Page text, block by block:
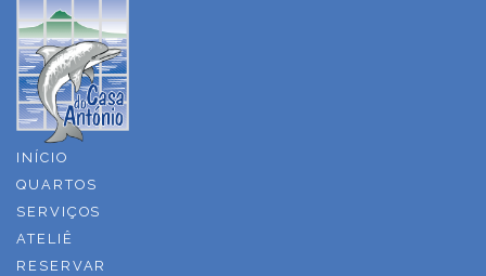
INÍCIO
QUARTOS
SERVIÇOS
ATELIÊ
RESERVAR